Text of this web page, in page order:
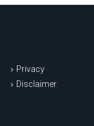
Privacy
Disclaimer